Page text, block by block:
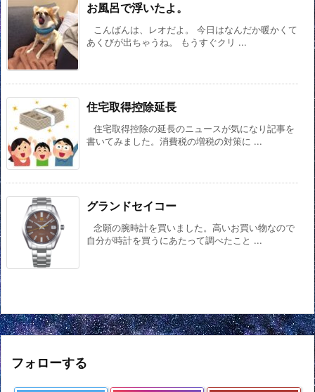
お風呂で浮いたよ。
こんばんは、レオだよ。 今日はなんだか暖かくて
あくびが出ちゃうね。 もうすぐクリ ...
住宅取得控除延長
住宅取得控除の延長のニュースが気になり記事を
書いてみました。消費税の増税の対策に ...
グランドセイコー
念願の腕時計を買いました。高いお買い物なので
自分が時計を買うにあたって調べたこと ...
フォローする